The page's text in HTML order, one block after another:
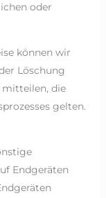
oder
können wir
Löschung
mitteilen, die
gelten.
Endgeräten